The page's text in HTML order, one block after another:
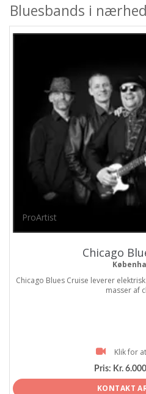
Bluesbands i
ProArtist
Chicago
Chicago Blues Cruise leverer
masser af
Klik for
Pris: Kr.
KONTAKT